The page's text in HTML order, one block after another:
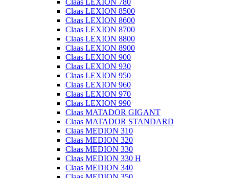
Claas LEXION 780
Claas LEXION 8500
Claas LEXION 8600
Claas LEXION 8700
Claas LEXION 8800
Claas LEXION 8900
Claas LEXION 900
Claas LEXION 930
Claas LEXION 950
Claas LEXION 960
Claas LEXION 970
Claas LEXION 990
Claas MATADOR GIGANT
Claas MATADOR STANDARD
Claas MEDION 310
Claas MEDION 320
Claas MEDION 330
Claas MEDION 330 H
Claas MEDION 340